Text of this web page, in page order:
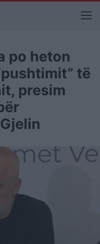
po heton
të
presim